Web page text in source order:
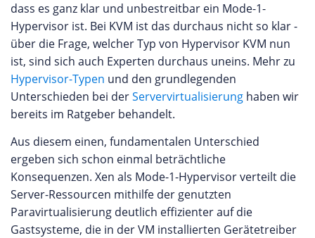
dass es ganz klar und unbestreitbar ein Mode-1-
Hypervisor ist. Bei KVM ist das durchaus nicht so klar -
über die Frage, welcher Typ von Hypervisor KVM nun
ist, sind sich auch Experten durchaus uneins. Mehr zu
Hypervisor-Typen und den grundlegenden
Unterschieden bei derServervirtualisierung haben wir
bereits im Ratgeber behandelt.
Aus diesem einen, fundamentalen Unterschied
ergeben sich schon einmal beträchtliche
Konsequenzen. Xen als Mode-1-Hypervisor verteilt die
Server-Ressourcen mithilfe der genutzten
Paravirtualisierung deutlich effizienter auf die
Gastsysteme, die in der VM installierten Gerätetreiber